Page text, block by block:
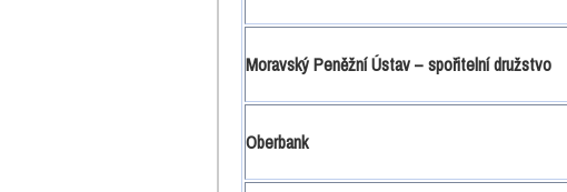
Moravský Peněžní Ústav – spořitelní družstvo
Oberbank